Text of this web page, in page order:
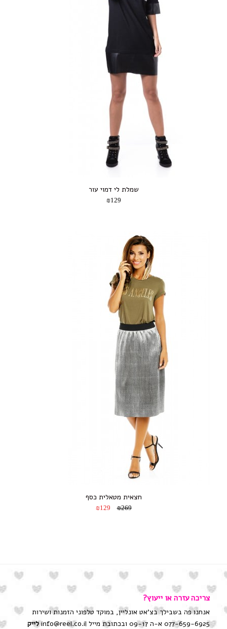
שמלת לי דמוי עור
₪129
חצאית מטאלית כסף
₪269
₪129
צריכה עזרה או ייעוץ?
אנחנו פה בשבילך בצ'אט אונליין, במוקד טלפוני הזמנות ושירות
077-659-6925 א-ה 09-17 ובכתובת מייל info@reel.co.il
לייק